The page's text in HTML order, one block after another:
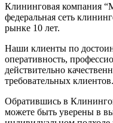
Клининговая компания
федеральная сеть
рынке 10 лет.
Наши клиенты по
оперативность,
действительно
требовательных клиентов.
Обратившись в
можете быть уверены в